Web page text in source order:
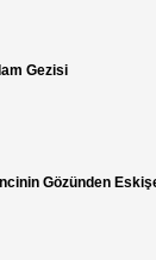
Gezisi
Gözünden